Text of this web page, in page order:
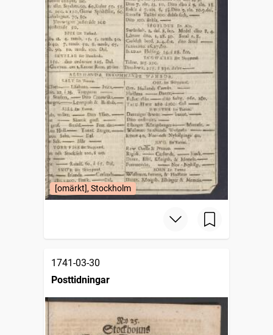
[omärkt], Stockholm
1741-03-30
Posttidningar